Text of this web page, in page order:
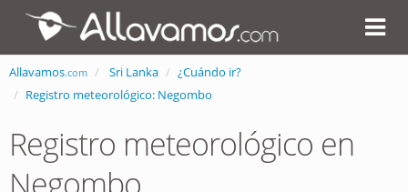
Allavamos.com Sri Lanka
¿Cuándo ir?
Registro meteorológico: Negombo
Registro meteorológico en